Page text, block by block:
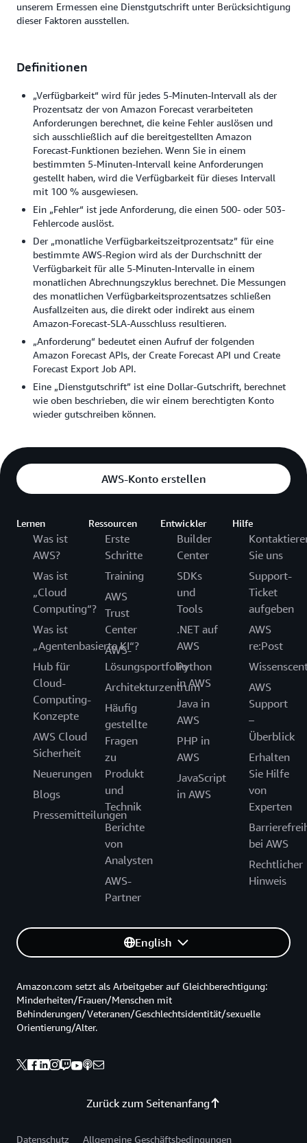
unserem Ermessen eine Dienstgutschrift unter Berücksichtigung
dieser Faktoren ausstellen.
Definitionen
„Verfügbarkeit“ wird für jedes 5-Minuten-Intervall als der
Prozentsatz der von Amazon Forecast verarbeiteten
Anforderungen berechnet, die keine Fehler auslösen und
sich ausschließlich auf die bereitgestellten Amazon
Forecast-Funktionen beziehen. Wenn Sie in einem
bestimmten 5-Minuten-Intervall keine Anforderungen
gestellt haben, wird die Verfügbarkeit für dieses Intervall
mit 100 % ausgewiesen.
Ein „Fehler“ ist jede Anforderung, die einen 500- oder 503-
Fehlercode auslöst.
Der „monatliche Verfügbarkeitszeitprozentsatz” für eine
bestimmte AWS-Region wird als der Durchschnitt der
Verfügbarkeit für alle 5-Minuten-Intervalle in einem
monatlichen Abrechnungszyklus berechnet. Die Messungen
des monatlichen Verfügbarkeitsprozentsatzes schließen
Ausfallzeiten aus, die direkt oder indirekt aus einem
Amazon-Forecast-SLA-Ausschluss resultieren.
„Anforderung“ bedeutet einen Aufruf der folgenden
Amazon Forecast APIs, der Create Forecast API und Create
Forecast Export Job API.
Eine „Dienstgutschrift” ist eine Dollar-Gutschrift, berechnet
wie oben beschrieben, die wir einem berechtigten Konto
wieder gutschreiben können.
AWS-Konto erstellen
Lernen
Was ist
AWS?
Was ist
„Cloud
Computing“?
Was ist
„Agentenbasierte KI“?
Hub für
Cloud-
Computing-
Konzepte
AWS Cloud
Sicherheit
Neuerungen
Blogs
Pressemitteilungen
Ressourcen
Erste
Schritte
Training
AWS
Trust
Center
AWS-
Lösungsportfolio
Architekturzentrum
Häufig
gestellte
Fragen
zu
Produkt
und
Technik
Berichte
von
Analysten
AWS-
Partner
Entwickler
Builder
Center
SDKs
und
Tools
.NET auf
AWS
Python
in AWS
Java in
AWS
PHP in
AWS
JavaScript
in AWS
Hilfe
Sie uns
Support-
Ticket
aufgeben
AWS
re:Post
AWS
Support
–
Überblick
Erhalten
Sie Hilfe
von
Experten
bei AWS
Rechtlicher
Hinweis
English
Zurück zum Seitenanfang
Amazon.com setzt als Arbeitgeber auf Gleichberechtigung:
Minderheiten/Frauen/Menschen mit
Behinderungen/Veteranen/Geschlechtsidentität/sexuelle
Orientierung/Alter.
Datenschutz Allgemeine Geschäftsbedingungen